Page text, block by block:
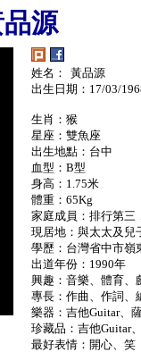
源
姓名： 黃品源
出生日期：17/03/
生肖：猴
星座：雙魚座
出生地點：台中
血型：B型
身高：1.75米
體重：65Kg
家庭成員：排行第三
現居地：與太太及兒
學歷：台灣省中市嶺
出道年份：1990年
興趣：音樂、體育、
專長：作曲、作詞、
樂器：吉他Guitar、
珍藏品：吉他Guitar
最好表情：開心、笑